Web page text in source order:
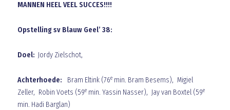
MANNEN HEEL VEEL SUCCES!!!!
Opstelling sv Blauw Geel’ 38:
Doel: Jordy Zielschot,
Achterhoede: Bram Eltink (76emin. Bram Besems), Migiel
Zeller, Robin Voets (59emin. Yassin Nasser), Jay van Boxtel (59e
min. Hadi Barglan)